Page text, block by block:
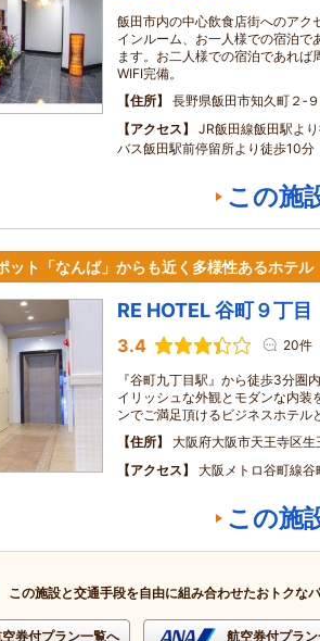
飯田市内の中心飲食店街へのアク
インルーム、お一人様での宿泊で
ます。お二人様での宿泊であれば
WIFI完備。
住所
長野県飯田市知久町２‐９
アクセス
JR飯田線飯田駅
バス飯田駅前停留所より徒歩10分
この施
ット「なんば」からも近く多様性あるホテル
RE HOTEL 谷町９丁目
3.4 20件
『谷町九丁目駅』から徒歩3分圏
イリッシュな外観とモダンな内装
ンでご満足頂けるビジネスホテル
住所
大阪府大阪市天王寺区生
アクセス
大阪メトロ谷町線
この施
この施設と交通手段を自由に組み合わせたおトクな
券付プラン一覧へ 航空券付プラ